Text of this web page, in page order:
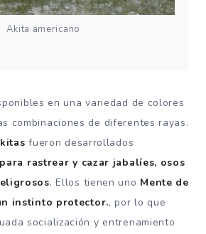
Akita americano
en una variedad de colores
combinaciones de diferentes rayas.
fueron desarrollados
para rastrear y cazar jabalíes, osos
.Ellos tienen uno Mente de
instinto protector., por lo que
socialización y entrenamiento